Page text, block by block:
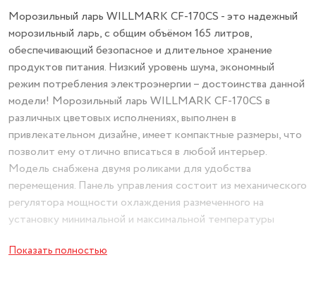
Морозильный ларь WILLMARK CF-170CS - это надежный
морозильный ларь, с общим объёмом 165 литров,
обеспечивающий безопасное и длительное хранение
продуктов питания. Низкий уровень шума, экономный
режим потребления электроэнергии – достоинства данной
модели! Морозильный ларь WILLMARK CF-170CS в
различных цветовых исполнениях, выполнен в
привлекательном дизайне, имеет компактные размеры, что
позволит ему отлично вписаться в любой интерьер.
Модель снабжена двумя роликами для удобства
перемещения. Панель управления состоит из механического
регулятора мощности охлаждения размеченного на
установку минимальной и максимальной температуры
Показать полностью